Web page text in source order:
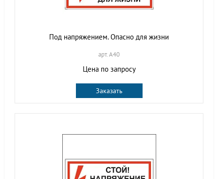
Под напряжением. Опасно для жизни
арт. A40
Цена по запросу
Заказать